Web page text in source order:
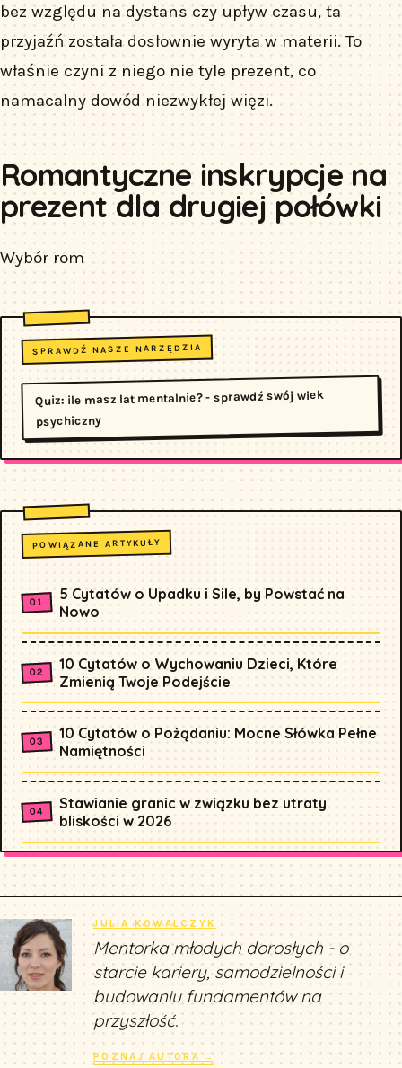
bez względu na dystans czy upływ czasu, ta
przyjaźń została dosłownie wyryta w materii. To
właśnie czyni z niego nie tyle prezent, co
namacalny dowód niezwykłej więzi.
Romantyczne inskrypcje na
prezent dla drugiej połówki
Wybór rom
SPRAWDŹ NASZE NARZĘDZIA
Quiz: ile masz lat mentalnie? - sprawdź swój wiek
psychiczny
POWIĄZANE ARTYKUŁY
5 Cytatów o Upadku i Sile, by Powstać na
Nowo
10 Cytatów o Wychowaniu Dzieci, Które
Zmienią Twoje Podejście
10 Cytatów o Pożądaniu: Mocne Słówka Pełne
Namiętności
Stawianie granic w związku bez utraty
bliskości w 2026
JULIA KOWALCZYK
Mentorka młodych dorosłych - o
starcie kariery, samodzielności i
budowaniu fundamentów na
przyszłość.
POZNAJ AUTORA →